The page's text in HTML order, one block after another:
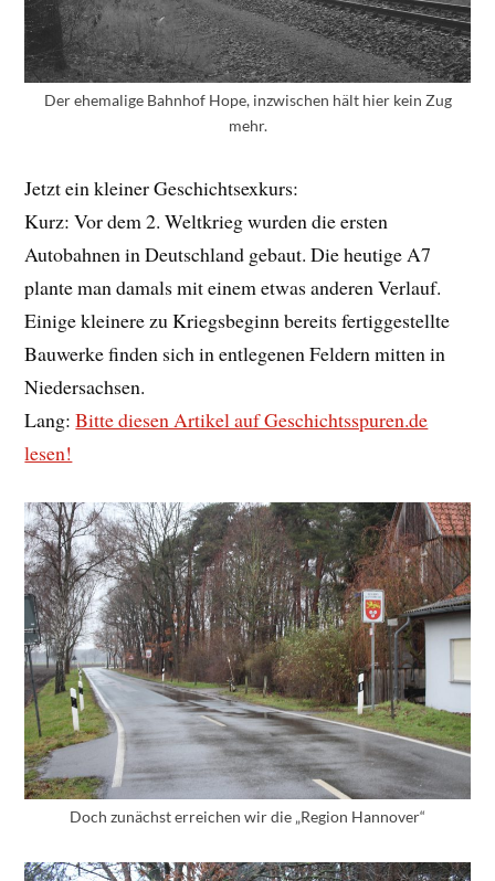
Der ehemalige Bahnhof Hope, inzwischen hält hier kein Zug
mehr.
Jetzt ein kleiner Geschichtsexkurs:
Kurz: Vor dem 2. Weltkrieg wurden die ersten
Autobahnen in Deutschland gebaut. Die heutige A7
plante man damals mit einem etwas anderen Verlauf.
Einige kleinere zu Kriegsbeginn bereits fertiggestellte
Bauwerke finden sich in entlegenen Feldern mitten in
Niedersachsen.
Lang:Bitte diesen Artikel auf Geschichtsspuren.de
lesen!
Doch zunächst erreichen wir die „Region Hannover“